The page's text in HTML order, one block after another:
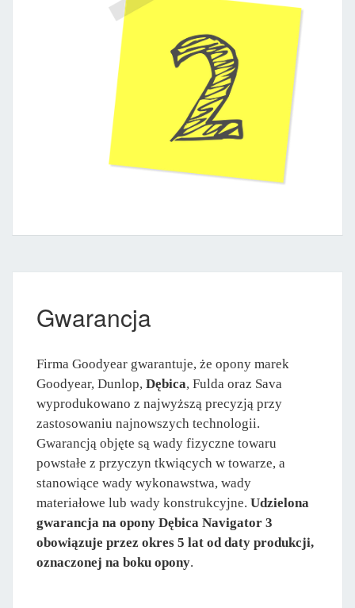
Gwarancja
Firma Goodyear gwarantuje, że opony marek
Goodyear, Dunlop, Dębica, Fulda oraz Sava
wyprodukowano z najwyższą precyzją przy
zastosowaniu najnowszych technologii.
Gwarancją objęte są wady fizyczne towaru
powstałe z przyczyn tkwiących w towarze, a
stanowiące wady wykonawstwa, wady
materiałowe lub wady konstrukcyjne. Udzielona
gwarancja na opony Dębica Navigator 3
obowiązuje przez okres 5 lat od daty produkcji,
oznaczonej na boku opony.